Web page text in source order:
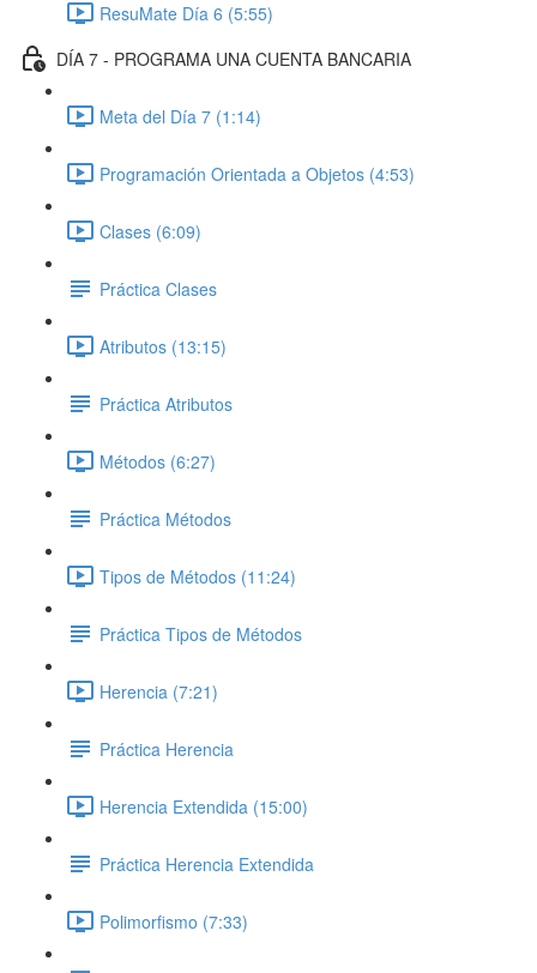
ResuMate Día 6 (5:55)
DÍA 7 - PROGRAMA UNA CUENTA BANCARIA
Meta del Día 7 (1:14)
Programación Orientada a Objetos (4:53)
Clases (6:09)
Práctica Clases
Atributos (13:15)
Práctica Atributos
Métodos (6:27)
Práctica Métodos
Tipos de Métodos (11:24)
Práctica Tipos de Métodos
Herencia (7:21)
Práctica Herencia
Herencia Extendida (15:00)
Práctica Herencia Extendida
Polimorfismo (7:33)